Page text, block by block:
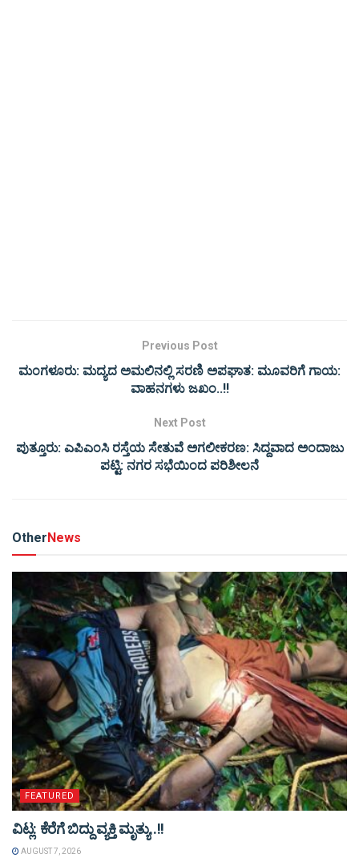
Previous Post
ಮಂಗಳೂರು: ಮದ್ಯದ ಅಮಲಿನಲ್ಲಿ ಸರಣಿ ಅಪಘಾತ: ಮೂವರಿಗೆ ಗಾಯ:
ವಾಹನಗಳು ಜಖಂ..!!
Next Post
ಪುತ್ತೂರು: ಎಪಿಎಂಸಿ ರಸ್ತೆಯ ಸೇತುವೆ ಅಗಲೀಕರಣ: ಸಿದ್ದವಾದ ಅಂದಾಜು
ಪಟ್ಟಿ: ನಗರ ಸಭೆಯಿಂದ ಪರಿಶೀಲನೆ
OtherNews
FEATURED
ವಿಟ್ಲ: ಕೆರೆಗೆ ಬಿದ್ದು ವ್ಯಕ್ತಿ ಮೃತ್ಯು..!!
AUGUST 7, 2026